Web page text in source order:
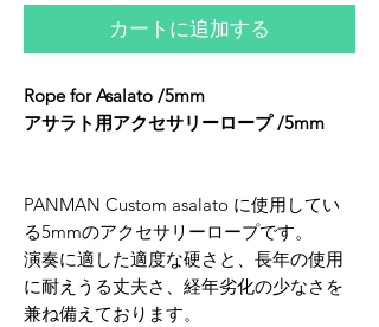
カートに追加する
Rope for Asalato /5mm
アサラト用アクセサリーロープ /5mm
PANMAN Custom asalato に使用してい
る5mmのアクセサリーロープです。
演奏に適した適度な硬さと、長年の使用
に耐えうる丈夫さ、経年劣化の少なさを
兼ね備えております。